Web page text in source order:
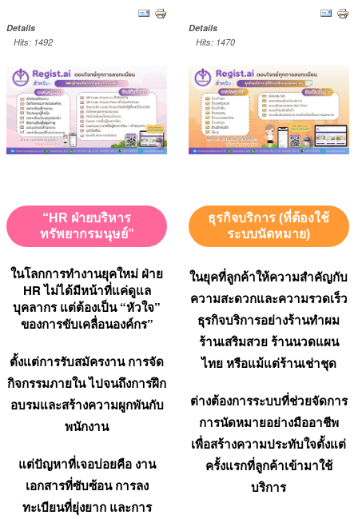
Details
Hits: 1492
“HR ฝ่ายบริหาร
ทรัพยากรมนุษย์”
ในโลกการทำงานยุคใหม่ ฝ่าย
HR ไม่ได้มีหน้าที่แค่ดูแล
บุคลากร แต่ต้องเป็น “หัวใจ”
ของการขับเคลื่อนองค์กร”
ตั้งแต่การรับสมัครงาน การจัด
กิจกรรมภายใน ไปจนถึงการฝึก
อบรมและสร้างความผูกพันกับ
พนักงาน
แต่ปัญหาที่เจอบ่อยคือ งาน
เอกสารที่ซับซ้อน การลง
ทะเบียนที่ยุ่งยาก และการ
Details
Hits: 1470
ธุรกิจบริการ (ที่ต้องใช้
ระบบนัดหมาย)
ในยุคที่ลูกค้าให้ความสำคัญกับ
ความสะดวกและความรวดเร็ว
ธุรกิจบริการอย่างร้านทำผม
ร้านเสริมสวย ร้านนวดแผน
ไทย หรือแม้แต่ร้านเช่าชุด
ต่างต้องการระบบที่ช่วยจัดการ
การนัดหมายอย่างมืออาชีพ
เพื่อสร้างความประทับใจตั้งแต่
ครั้งแรกที่ลูกค้าเข้ามาใช้
บริการ